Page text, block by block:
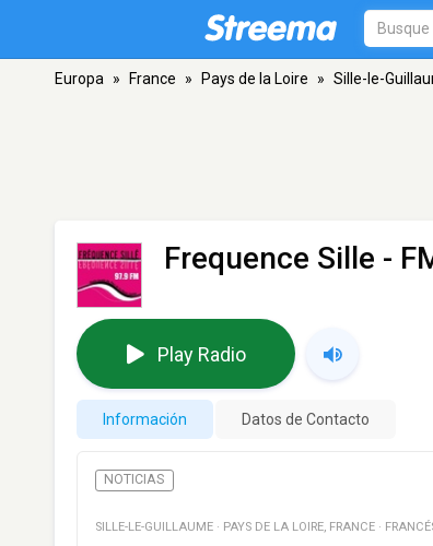
Europa » France » Pays de la Loire » Sille-le-
Frequence Sille -
Play Radio
Información Datos de Contacto
NOTICIAS
SILLE-LE-GUILLAUME · PAYS DE LA LOIRE, FRANCE ·